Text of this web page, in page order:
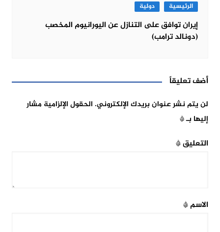
الرئيسية دولية
إيران توافق على التنازل عن اليورانيوم المخصب
(دونالد ترامب)
أضف تعليقاً
لن يتم نشر عنوان بريدك الإلكتروني. الحقول الإلزامية مشار
إليها بـ*
التعليق*
الاسم*